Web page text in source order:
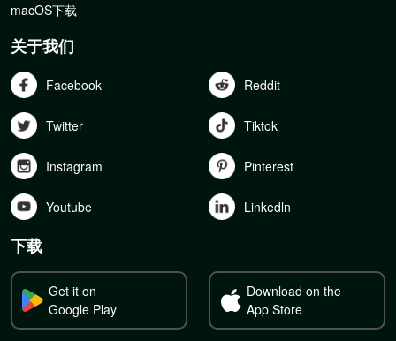
macOS下载
关于我们
Facebook Reddit
Twitter Tiktok
Instagram Pinterest
Youtube Linkedln
下载
Get it on
Google Play
Download on the
App Store